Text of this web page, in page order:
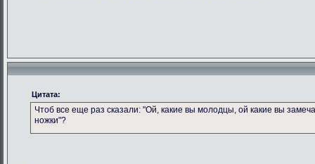
Цитата:
Чтоб все еще раз сказали: "Ой, какие вы молодцы, ой какие вы
ножки"?